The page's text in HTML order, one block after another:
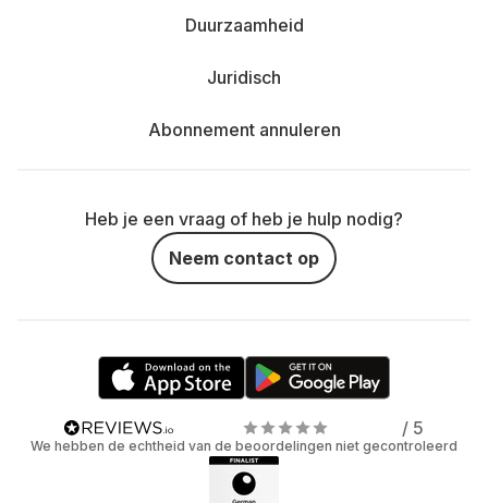
Duurzaamheid
Juridisch
Abonnement annuleren
Heb je een vraag of heb je hulp nodig?
Neem contact op
/ 5
We hebben de echtheid van de beoordelingen niet gecontroleerd